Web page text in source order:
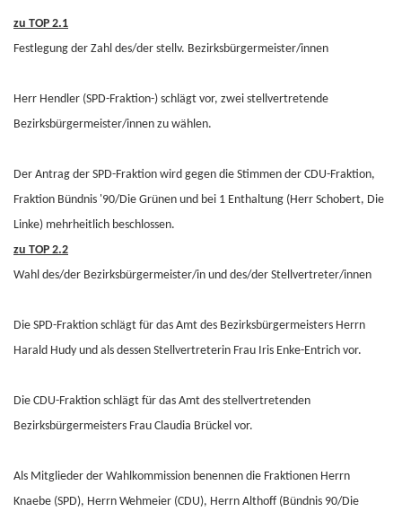
zu TOP 2.1
Festlegung der Zahl des/der stellv. Bezirksbürgermeister/innen
Herr Hendler (SPD-Fraktion-) schlägt vor, zwei stellvertretende
Bezirksbürgermeister/innen zu wählen.
Der Antrag der SPD-Fraktion wird gegen die Stimmen der CDU-Fraktion,
Fraktion Bündnis '90/Die Grünen und bei 1 Enthaltung (Herr Schobert, Die
Linke) mehrheitlich beschlossen.
zu TOP 2.2
Wahl des/der Bezirksbürgermeister/in und des/der Stellvertreter/innen
Die SPD-Fraktion schlägt für das Amt des Bezirksbürgermeisters Herrn
Harald Hudy und als dessen Stellvertreterin Frau Iris Enke-Entrich vor.
Die CDU-Fraktion schlägt für das Amt des stellvertretenden
Bezirksbürgermeisters Frau Claudia Brückel vor.
Als Mitglieder der Wahlkommission benennen die Fraktionen Herrn
Knaebe (SPD), Herrn Wehmeier (CDU), Herrn Althoff (Bündnis 90/Die